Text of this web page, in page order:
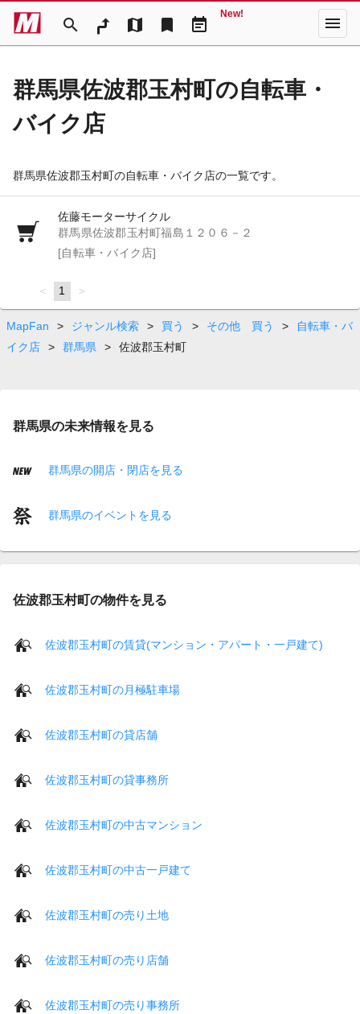
search map bookmark event_note
New! menu
群馬県佐波郡玉村町の自転車・
バイク店
群馬県佐波郡玉村町の自転車・バイク店の一覧です。
佐藤モーターサイクル
群馬県佐波郡玉村町福島１２０６－２
[自転車・バイク店]
page
You're
on
page
1 page
MapFan > ジャンル検索 > 買う > その他 買う >
自転車・バ
イク店
> 群馬県 > 佐波郡玉村町
群馬県の未来情報を見る
群馬県の開店・閉店を見る
群馬県のイベントを見る
佐波郡玉村町の物件を見る
佐波郡玉村町の賃貸(マンション・アパート・一戸建て)
佐波郡玉村町の月極駐車場
佐波郡玉村町の貸店舗
佐波郡玉村町の貸事務所
佐波郡玉村町の中古マンション
佐波郡玉村町の中古一戸建て
佐波郡玉村町の売り土地
佐波郡玉村町の売り店舗
佐波郡玉村町の売り事務所